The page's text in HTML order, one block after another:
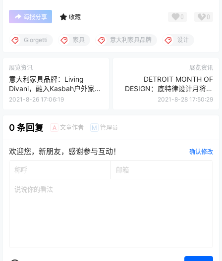
海报分享 收藏 0 0
Giorgetti 家具 意大利家具品牌 设计
展览资讯
意大利家具品牌：Living
Divani，融入Kasbah户外家具
系列
2021-8-26 17:06:19
展览资讯
DETROIT MONTH OF
DESIGN：底特律设计月将展
示城市的创新精神
2021-8-28 17:50:29
0 条回复 A 文章作者 M 管理员
欢迎您，新朋友，感谢参与互动！ 确认修改